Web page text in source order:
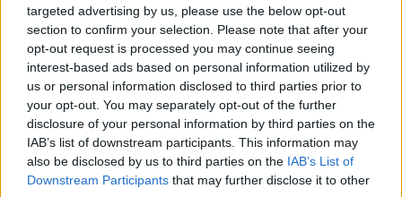
targeted advertising by us, please use the below opt-out
section to confirm your selection. Please note that after your
opt-out request is processed you may continue seeing
interest-based ads based on personal information utilized by
us or personal information disclosed to third parties prior to
your opt-out. You may separately opt-out of the further
disclosure of your personal information by third parties on the
IAB’s list of downstream participants. This information may
also be disclosed by us to third parties on the IAB’s List of
Downstream Participants that may further disclose it to other
​Consigli di lettura per genitori e non solo
​La Clownterapia
​Differenze tra persone frustrate e non
L’invisibile fatica mentale
Vacanze a km zero
​Buone Vacan(si)e!
​Il lato positivo delle cose
​Storie antiche di tempi moderni
​Quello che alle mamme non dicono
Adultescenza